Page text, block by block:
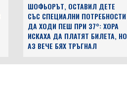
ШОФЬОРЪТ, ОСТАВИЛ ДЕТЕ
СЪС СПЕЦИАЛНИ ПОТРЕБНОСТИ
ДА ХОДИ ПЕШ ПРИ 37°: ХОРА
ИСКАХА ДА ПЛАТЯТ БИЛЕТА, НО
АЗ ВЕЧЕ БЯХ ТРЪГНАЛ